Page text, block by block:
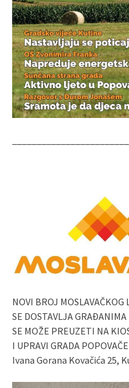
NOVI BROJ MOSLAVAČKOG
SE DOSTAVLJA
SE MOŽE PREUZETI NA
I UPRAVI GRADA
Ivana Gorana Kovačića 25,